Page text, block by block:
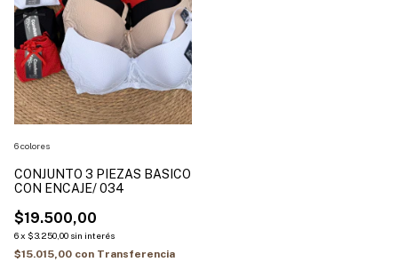
CONJUNTO 3 PIEZAS BASICO
CON ENCAJE/ 034
$19.500,00
6x $3.250,00 sin interés
$15.015,00 con Transferencia
6 colores